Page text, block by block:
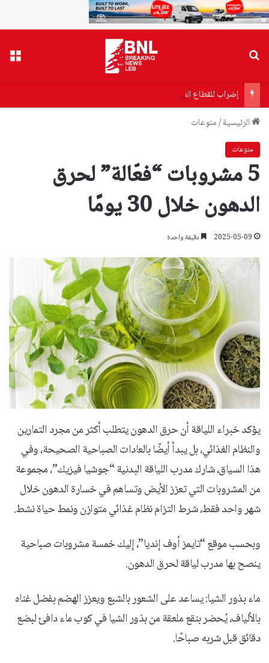
إضراب للقطاع العام الإثنين.. وتصعيد تدريجي!
الرئيسية/منوعات
منوعات
5 مشروبات “فعّالة” لحرق
الدهون خلال 30 يومًا
2025-05-09 دقيقة واحدة
يؤكد خبراء اللياقة أن حرق الدهون يتطلب أكثر من مجرد التمارين
والنظام الغذائي، بل يبدأ أيضًا بالعادات الصباحية الصحيحة، وفي
هذا السياق، شارك مدرب اللياقة البدنية “جوشيا فيزيك”، مجموعة
من المشروبات التي تعزز الأيض وتساهم في خسارة الدهون خلال
شهر واحد فقط، شرط التزام نظام غذائي متوازن ونمط حياة نشط.
وبحسب موقع “تايمز أوف إنديا”، إليك خمسة مشروبات صباحية
ينصح بها مدرب لياقة لحرق الدهون.
ماء بذور الشيا: يساعد على الشعور بالشبع ويعزز الهضم بفضل غناه
بالألياف، يُحضر بنقع ملعقة من بذور الشيا في كوب ماء دافئ لبضع
دقائق قبل شربه صباحًا.